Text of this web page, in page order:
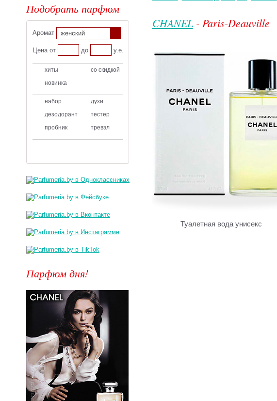
CHANEL- Paris-Deauville
Туалетная вода унисекс
Подобрать парфюм
Аромат женский
Цена от до у.е.
хиты
со скидкой
новинка
набор
духи
дезодорант
тестер
пробник
тревэл
Парфюм дня!